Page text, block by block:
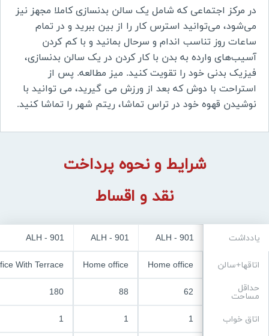
در مرکز اجتماعی که شامل یک سالن بدنسازی کاملا مجهز نیز
می‌شود، می‌توانید استرس کار را از بین ببرید و در تمام
ساعات روز تناسب اندام و سرحال بمانید و با کم کردن
آسیب‌های وارده به بدن با کار کردن در یک سالن بدنسازی،
فیزیک بدنی خود را تقویت کنید. میز مطالعه. پس از
استراحت با دوش که بعد از ورزش می گیرید، می توانید با
نوشیدن قهوه خود در تراس تماشا، ریتم شهر را تماشا کنید.
شرایط و نحوه پرداخت
نقد و اقساط
یادداشت
اتاقها+سالن
حداقل
مساحت
اتاق خواب
ALH - 901
Home office
62
1
ALH - 901
Home office
88
1
ALH - 901
With Terrace
180
1